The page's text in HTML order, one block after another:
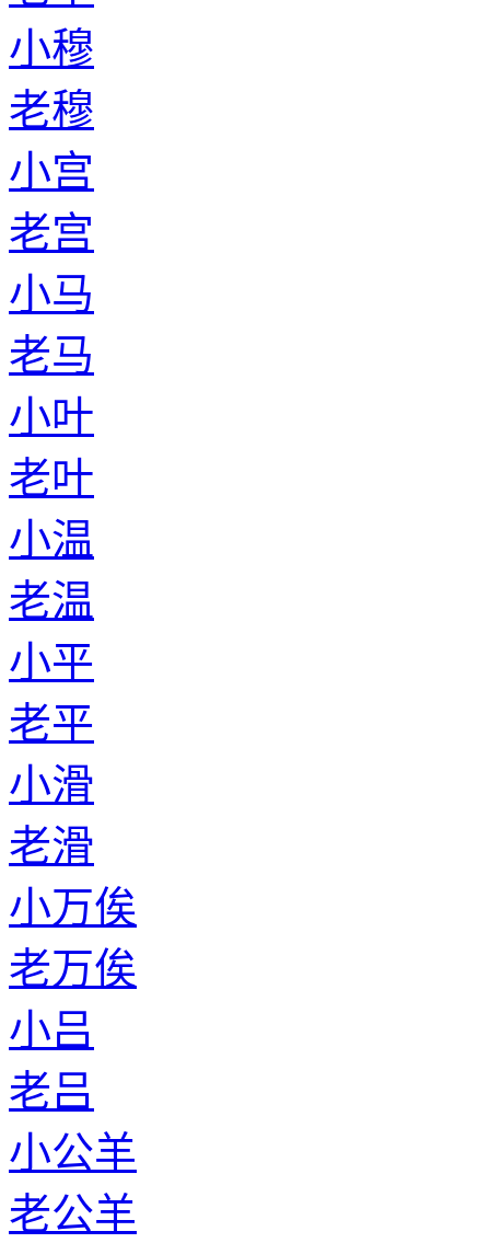
小穆
老穆
小宫
老宫
小马
老马
小叶
老叶
小温
老温
小平
老平
小滑
老滑
小万俟
老万俟
小吕
老吕
小公羊
老公羊